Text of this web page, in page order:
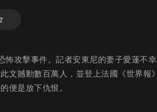
攻擊事件。記者安東尼的妻子愛蓮不
文撼動數百萬人，並登上法國《世界報
便是放下仇恨。